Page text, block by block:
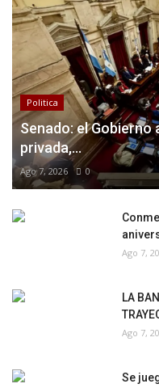
Politica
Senado: el
privada,...
Ago 7, 2026 0
Ago 7,
LA
Ago 7,
Se